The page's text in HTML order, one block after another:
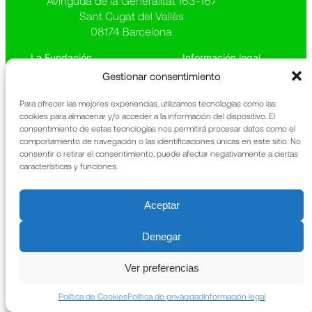
Gestionar consentimiento
Para ofrecer las mejores experiencias, utilizamos tecnologías como las
cookies para almacenar y/o acceder a la información del dispositivo. El
consentimiento de estas tecnologías nos permitirá procesar datos como el
comportamiento de navegación o las identificaciones únicas en este sitio. No
consentir o retirar el consentimiento, puede afectar negativamente a ciertas
características y funciones.
Aceptar
Denegar
Ver preferencias
Política de CookiesPolítica de privacidadInformación legal
Sant Cugat del Vallès
08174 Barcelona
La Fundación
Noticias
Contacto
Información legal
Política de privacidad
Memoria anual
URIACH